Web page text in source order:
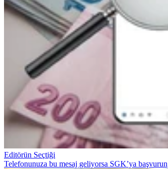
Editörün Seçtiği
Telefonunuza bu mesaj geliyorsa SGK’ya başvurun